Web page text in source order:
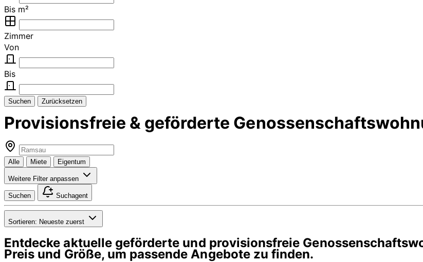
Bis m²
Zimmer
Von
Bis
Suchen Zurücksetzen
Provisionsfreie & geförderte
Alle Miete Eigentum
Weitere Filter anpassen
Suchen Suchagent
Sortieren: Neueste zuerst
Entdecke aktuelle geförderte und provisionsfreie
Preis und Größe, um passende Angebote zu finden.